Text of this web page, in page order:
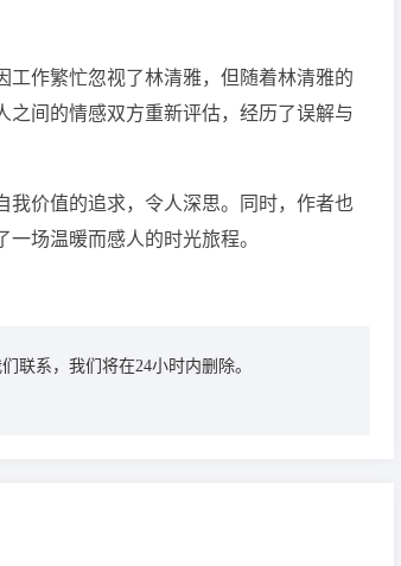
工作繁忙忽视了林清雅，但随着林清雅的
间的情感双方重新评估，经历了误解与
价值的追求，令人深思。同时，作者也
场温暖而感人的时光旅程。
联系，我们将在24小时内删除。